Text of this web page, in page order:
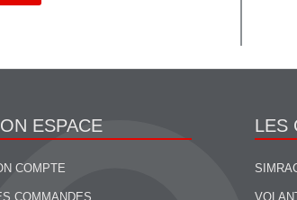
ESPACE
COMPTE
COMMANDES
LES